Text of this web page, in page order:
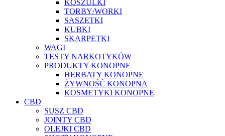
KOSZULKI
TORBY/WORKI
SASZETKI
KUBKI
SKARPETKI
WAGI
TESTY NARKOTYKÓW
PRODUKTY KONOPNE
HERBATY KONOPNE
ŻYWNOŚĆ KONOPNA
KOSMETYKI KONOPNE
CBD
SUSZ CBD
JOINTY CBD
OLEJKI CBD